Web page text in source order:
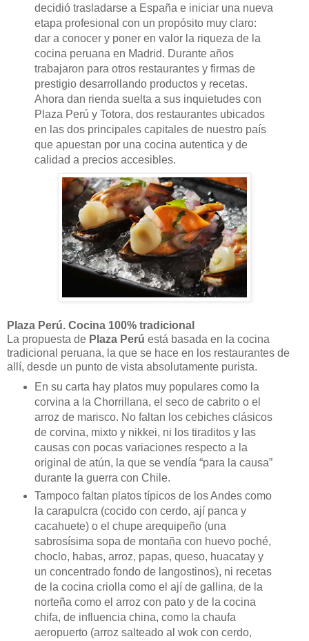
decidió trasladarse a España e iniciar una nueva
etapa profesional con un propósito muy claro:
dar a conocer y poner en valor la riqueza de la
cocina peruana en Madrid. Durante años
trabajaron para otros restaurantes y firmas de
prestigio desarrollando productos y recetas.
Ahora dan rienda suelta a sus inquietudes con
Plaza Perú y Totora, dos restaurantes ubicados
en las dos principales capitales de nuestro país
que apuestan por una cocina autentica y de
calidad a precios accesibles.
Plaza Perú. Cocina 100% tradicional
La propuesta de Plaza Perú está basada en la cocina
tradicional peruana, la que se hace en los restaurantes de
allí, desde un punto de vista absolutamente purista.
En su carta hay platos muy populares como la
corvina a la Chorrillana, el seco de cabrito o el
arroz de marisco. No faltan los cebiches clásicos
de corvina, mixto y nikkei, ni los tiraditos y las
causas con pocas variaciones respecto a la
original de atún, la que se vendía “para la causa”
durante la guerra con Chile.
Tampoco faltan platos típicos de los Andes como
la carapulcra (cocido con cerdo, ají panca y
cacahuete) o el chupe arequipeño (una
sabrosísima sopa de montaña con huevo poché,
choclo, habas, arroz, papas, queso, huacatay y
un concentrado fondo de langostinos), ni recetas
de la cocina criolla como el ají de gallina, de la
norteña como el arroz con pato y de la cocina
chifa, de influencia china, como la chaufa
aeropuerto (arroz salteado al wok con cerdo,